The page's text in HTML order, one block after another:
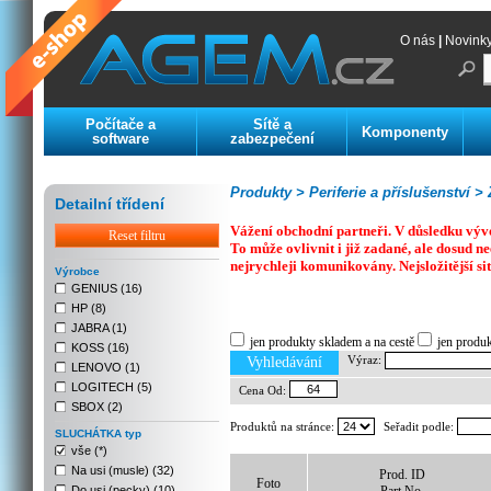
O nás
Počítače a
software
Sítě a
zabezpečení
Komponenty
Detailní třídení
Reset filtru
Výrobce
GENIUS (16)
HP (8)
JABRA (1)
KOSS (16)
LENOVO (1)
LOGITECH (5)
SBOX (2)
SLUCHÁTKA typ
vše (*)
Na usi (musle) (32)
Periferie a příslušenství >
Produkty >
Vážení obchodní partneři. V důsledku
To může ovlivnit i již zadané, ale dosud
nejrychleji komunikovány. Nejsložitější
jen produkty skladem a na cestě jen
Vyhledávání Výraz:
Cena Od:
Produktů na stránce: Seřadit podle:
Foto
Prod. ID